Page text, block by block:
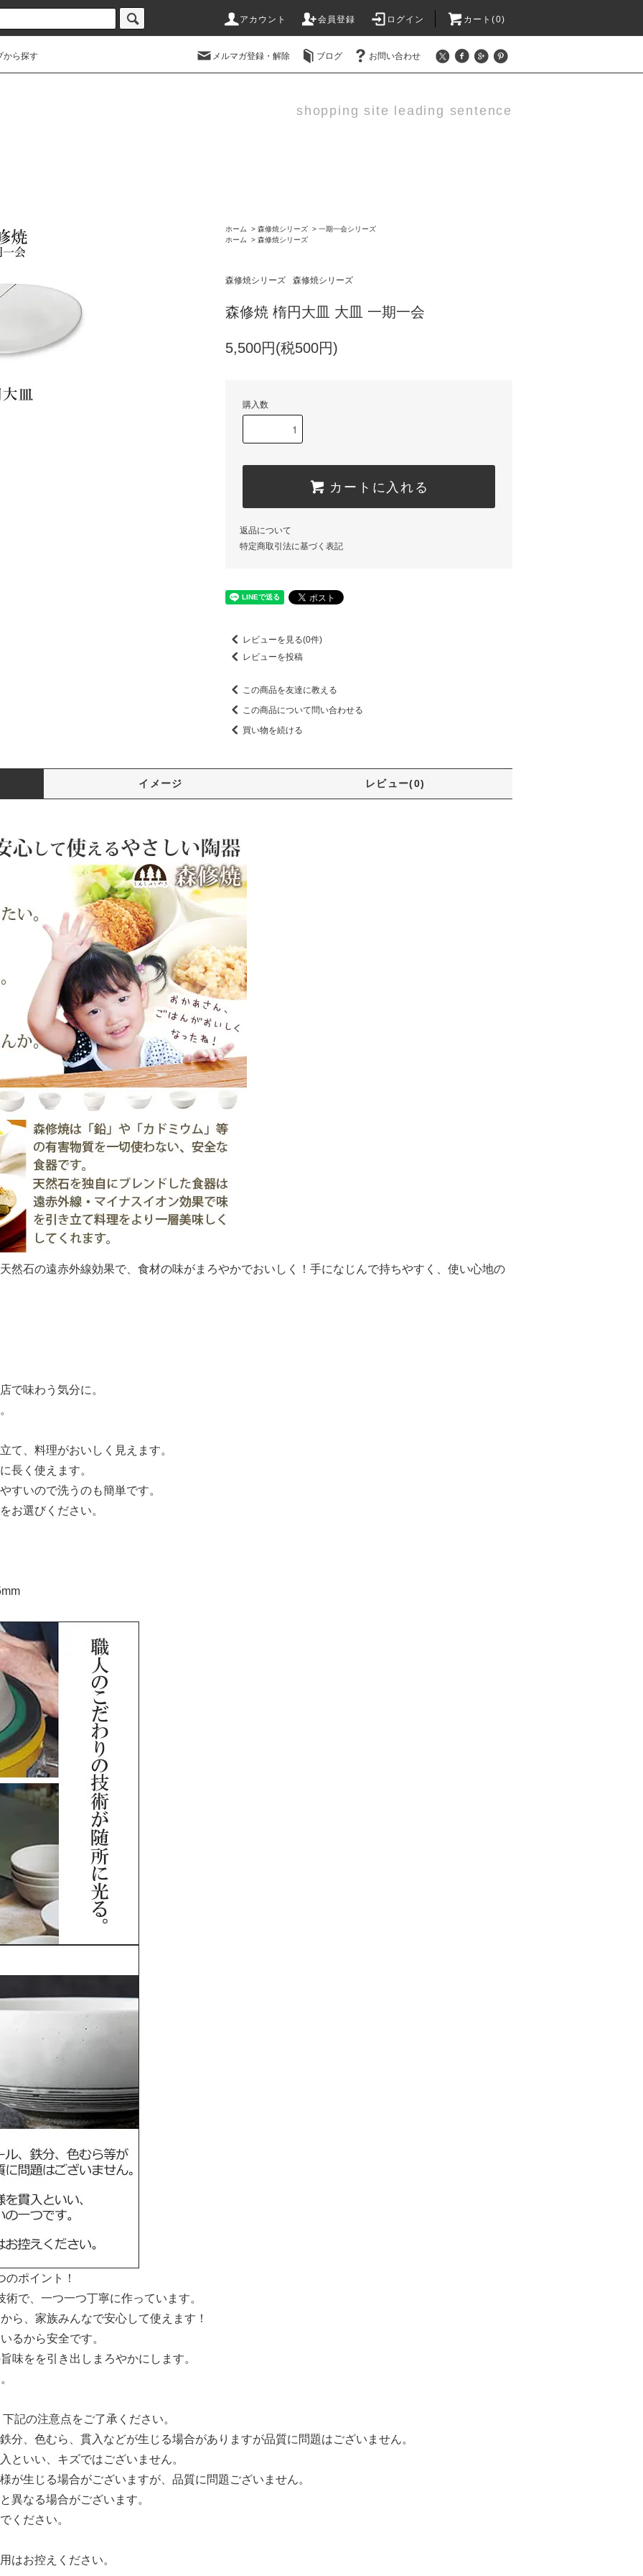
アカウント 会員登録 ログイン カート(0)
から探す メルマガ登録・解除 ブログ お問い合わせ
shopping site leading sentence
ホーム > 森修焼シリーズ > 一期一会シリーズ
ホーム
> 森修焼シリーズ
森修焼シリーズ 森修焼シリーズ
森修焼 楕円大皿 大皿 一期一会
5,500円(税500円)
購入数
カートに入れる
返品について
特定商取引法に基づく表記
レビューを見る(0件)
レビューを投稿
この商品を友達に教える
この商品について問い合わせる
買い物を続ける
イメージ レビュー(0)
然石の遠赤外線効果で、食材の味がまろやかでおいしく！手になじんで持ちやすく、使い心地の
で味わう気分に。
て、料理がおいしく見えます。
長く使えます。
すいので洗うのも簡単です。
お選びください。
ポイント！
で、一つ一つ丁寧に作っています。
ら、家族みんなで安心して使えます！
るから安全です。
味をを引き出しまろやかにします。
記の注意点をご了承ください。
分、色むら、貫入などが生じる場合がありますが品質に問題はございません。
といい、キズではございません。
が生じる場合がございますが、品質に問題ございません。
異なる場合がございます。
ください。
はお控えください。